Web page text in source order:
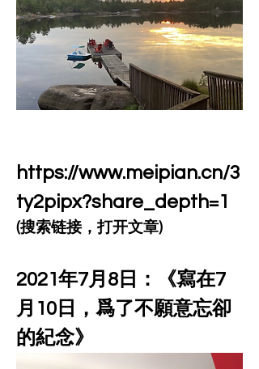
https://www.meipian.cn/3
ty2pipx?share_depth=1
(搜索链接，打开文章)
2021年7月8日：《寫在7
月10日，爲了不願意忘卻
的紀念》